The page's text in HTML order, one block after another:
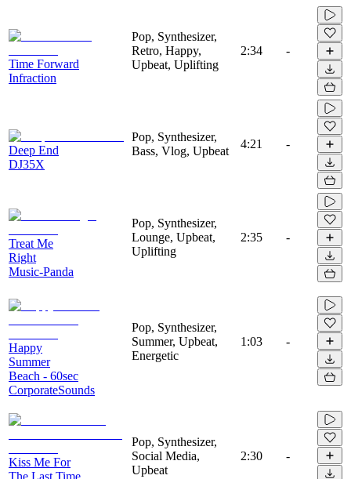
Time Forward
Infraction
Pop, Synthesizer,
Retro, Happy,
Upbeat, Uplifting
2:34 -
Deep End
DJ35X
Pop, Synthesizer,
Bass, Vlog, Upbeat
4:21 -
Treat Me
Right
Music-Panda
Pop, Synthesizer,
Lounge, Upbeat,
Uplifting
2:35 -
Happy
Summer
Beach - 60sec
CorporateSounds
Pop, Synthesizer,
Summer, Upbeat,
Energetic
1:03 -
Kiss Me For
The Last Time
Pop, Synthesizer,
Social Media,
Upbeat
2:30 -